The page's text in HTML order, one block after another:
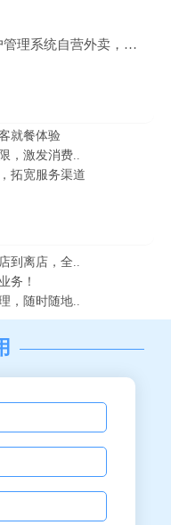
理系统自营外卖，实现盈
就餐体验
，激发消费..
拓宽服务渠道
到离店，全..
务！
，随时随地..